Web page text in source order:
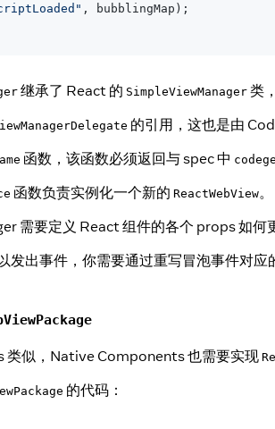
, bubblingMap ) ;
继承了 React 的 SimpleViewManager 类
的引用，这也是由
函数，该函数必须返回与 spec 中
函数负责实例化一个新的 ReactWebView。
需要定义 React 组件的各个 props 如
发出事件，你需要通过重写冒泡事件对应
类似，Native Components 也需要实现
的代码：